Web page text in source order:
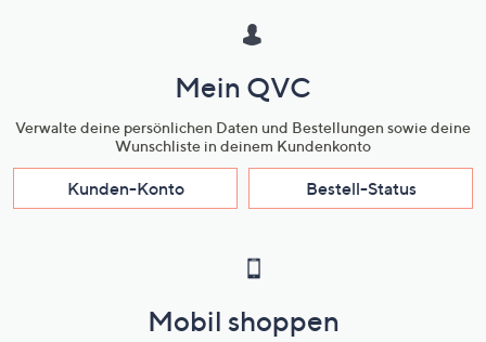
Mein QVC
Verwalte deine persönlichen Daten und Bestellungen sowie deine
Wunschliste in deinem Kundenkonto
Kunden-Konto Bestell-Status
Mobil shoppen